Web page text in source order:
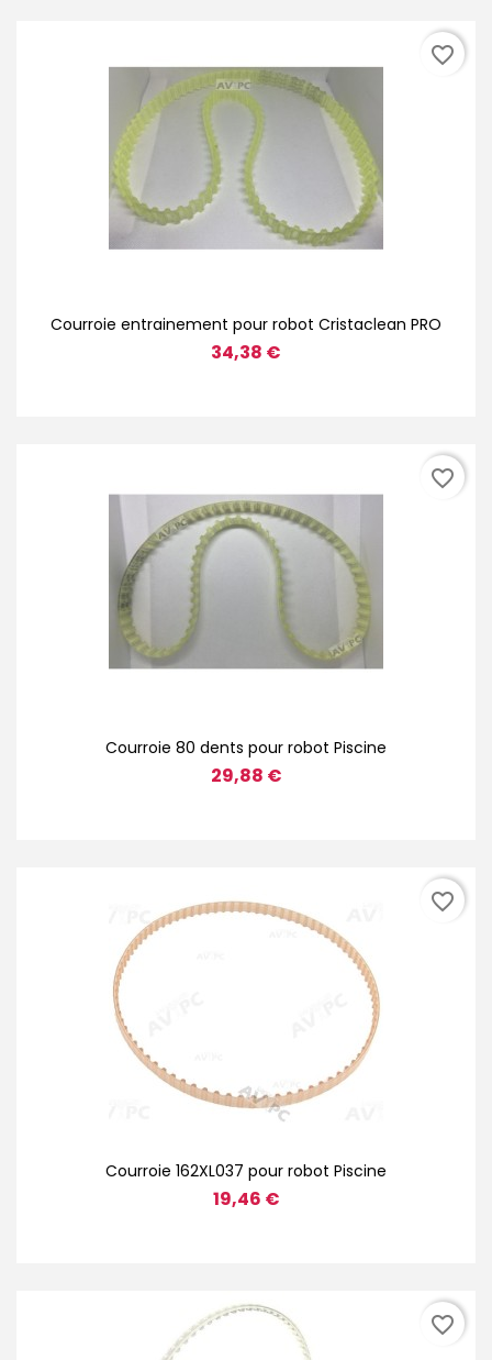
Courroie entrainement pour robot Cristaclean PRO
34,38 €
favorite_border
Courroie 80 dents pour robot Piscine
29,88 €
favorite_border
Courroie 162XL037 pour robot Piscine
19,46 €
favorite_border
favorite_border